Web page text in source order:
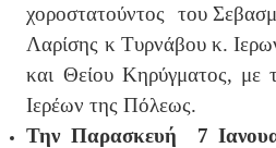
χοροστατούντος του
Λαρίσης κ Τυρνάβου κ.
και Θείου Κηρύγματος, με
Ιερέων της Πόλεως.
Την Παρασκευή 7